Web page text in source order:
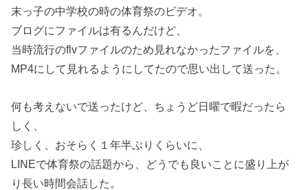
末っ子の中学校の時の体育祭のビデオ。
ブログにファイルは有るんだけど、
当時流行のflvファイルのため見れなかったファイルを、
MP4にして見れるようにしてたので思い出して送った。
何も考えないで送ったけど、ちょうど日曜で暇だったら
しく、
珍しく、おそらく１年半ぶりくらいに、
LINEで体育祭の話題から、どうでも良いことに盛り上が
り長い時間会話した。